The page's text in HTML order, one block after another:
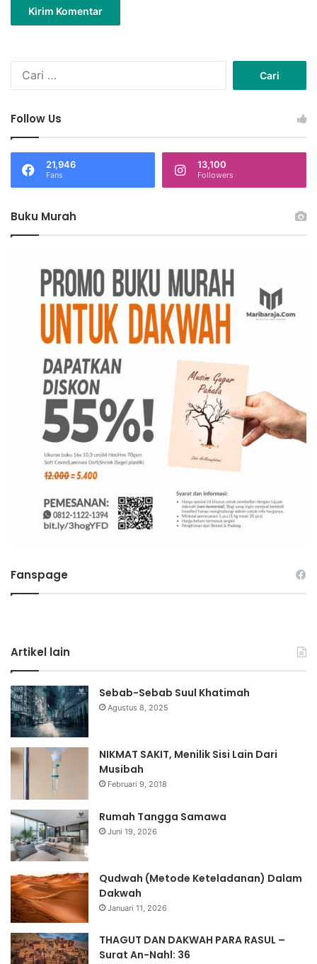
Follow Us
21,946
Fans
13,100
Followers
Buku Murah
Fanspage
Artikel lain
Sebab-Sebab Suul Khatimah
Agustus 8, 2025
NIKMAT SAKIT, Menilik Sisi Lain Dari
Musibah
Februari 9, 2018
Rumah Tangga Samawa
Juni 19, 2026
Qudwah (Metode Keteladanan) Dalam
Dakwah
Januari 11, 2026
THAGUT DAN DAKWAH PARA RASUL –
Surat An-Nahl: 36